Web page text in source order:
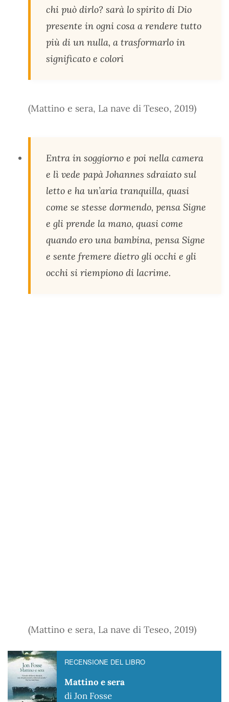
chi può dirlo? sarà lo spirito di Dio
presente in ogni cosa a rendere tutto
più di un nulla, a trasformarlo in
significato e colori
(Mattino e sera, La nave di Teseo, 2019)
Entra in soggiorno e poi nella camera
e lì vede papà Johannes sdraiato sul
letto e ha un’aria tranquilla, quasi
come se stesse dormendo, pensa Signe
e gli prende la mano, quasi come
quando ero una bambina, pensa Signe
e sente fremere dietro gli occhi e gli
occhi si riempiono di lacrime.
(Mattino e sera, La nave di Teseo, 2019)
RECENSIONE DEL LIBRO
Mattino e sera
di Jon Fosse